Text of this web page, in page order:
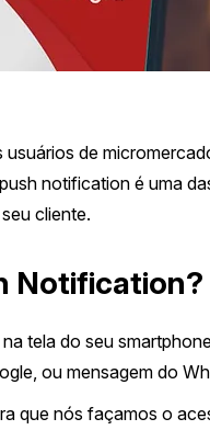
de
notification é uma
cliente.
Notification?
tela do seu
ou mensagem do
que nós façamos o